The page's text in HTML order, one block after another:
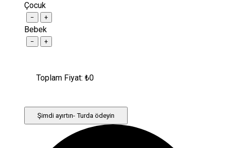
Çocuk
− +
Bebek
− +
Toplam Fiyat: ₺0
Şimdi ayırtın- Turda ödeyin